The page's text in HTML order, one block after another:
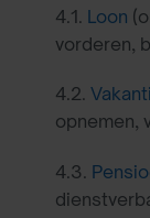
4.1. Loon
vorderen,
4.2.
opnemen,
4.3.